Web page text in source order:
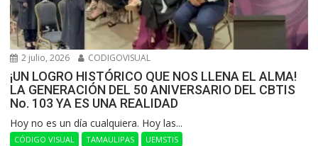
2 julio, 2026 CODIGOVISUAL
¡UN LOGRO HISTÓRICO QUE NOS LLENA EL ALMA!
LA GENERACIÓN DEL 50 ANIVERSARIO DEL CBTIS
No. 103 YA ES UNA REALIDAD
Hoy no es un día cualquiera. Hoy las...
CÓDIGO VISUAL TAMAULIPAS UEMSTIS